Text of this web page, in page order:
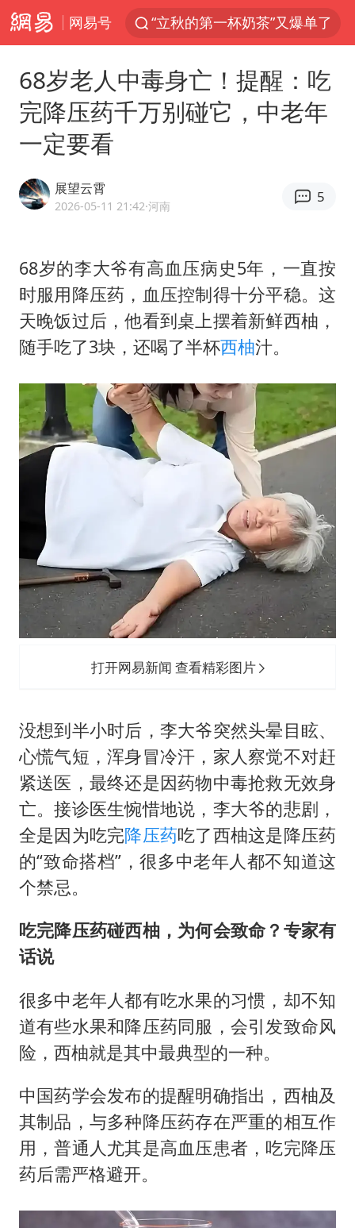
网易号
“立秋的第一杯奶茶”又爆单了
王力宏演唱会黄牛带观众藏匿被查获
泰国校园枪击案死亡人数升至7人
女孩摆摊卖菌子时收到北大通知书
改名后的“青海拉面”店
广岛核爆81周年央视播《奥本海默》
台风灿鸿未来对中国无影响
立秋的仪式感
东方之约 相约未来
68岁老人中毒身亡！提醒：吃
完降压药千万别碰它，中老年
一定要看
展望云霄
2026-05-11 21:42·河南
5
68岁的李大爷有高血压病史5年，一直按
时服用降压药，血压控制得十分平稳。这
天晚饭过后，他看到桌上摆着新鲜西柚，
随手吃了3块，还喝了半杯西柚汁。
打开网易新闻 查看精彩图片
没想到半小时后，李大爷突然头晕目眩、
心慌气短，浑身冒冷汗，家人察觉不对赶
紧送医，最终还是因药物中毒抢救无效身
亡。接诊医生惋惜地说，李大爷的悲剧，
全是因为吃完降压药吃了西柚这是降压药
的“致命搭档”，很多中老年人都不知道这
个禁忌。
吃完降压药碰西柚，为何会致命？专家有
话说
很多中老年人都有吃水果的习惯，却不知
道有些水果和降压药同服，会引发致命风
险，西柚就是其中最典型的一种。
中国药学会发布的提醒明确指出，西柚及
其制品，与多种降压药存在严重的相互作
用，普通人尤其是高血压患者，吃完降压
药后需严格避开。